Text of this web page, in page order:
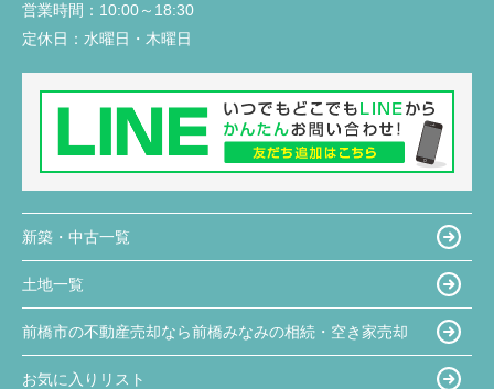
営業時間： 10:00～18:30
定休日： 水曜日・木曜日
新築・中古一覧
土地一覧
前橋市の不動産売却なら前橋みなみの相続・空き家売却
お気に入りリスト